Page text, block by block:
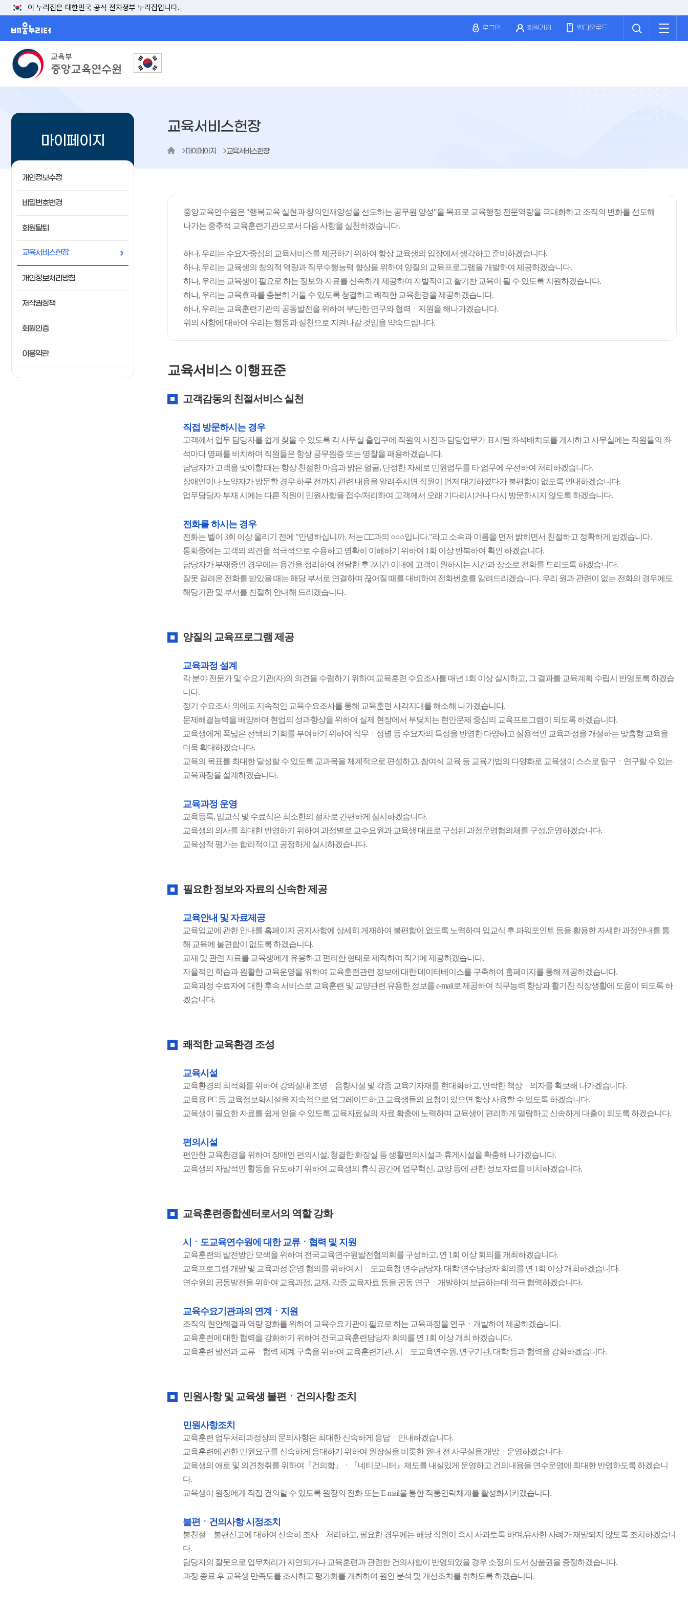
이 누리집은 대한민국 공식 전자정부 누리집입니다.
로그인 회원가입 앱다운로드
뉴
마이페이지
개인정보수정
비밀번호변경
회원탈퇴
교육서비스헌장
개인정보처리방침
저작권정책
회원인증
이용약관
교육서비스헌장
마이페이지 교육서비스헌장
중앙교육연수원은 "행복교육 실현과 창의인재양성을 선도하는 공무원 양성"을 목표로 교육행정 전문역량을 극대화하고 조직의 변화를 선도해
나가는 중추적 교육훈련기관으로서 다음 사항을 실천하겠습니다.
하나, 우리는 수요자중심의 교육서비스를 제공하기 위하여 항상 교육생의 입장에서 생각하고 준비하겠습니다.
하나, 우리는 교육생의 창의적 역량과 직무수행능력 향상을 위하여 양질의 교육프로그램을 개발하여 제공하겠습니다.
하나, 우리는 교육생이 필요로 하는 정보와 자료를 신속하게 제공하여 자발적이고 활기찬 교육이 될 수 있도록 지원하겠습니다.
하나, 우리는 교육효과를 충분히 거둘 수 있도록 청결하고 쾌적한 교육환경을 제공하겠습니다.
하나, 우리는 교육훈련기관의 공동발전을 위하여 부단한 연구와 협력ㆍ지원을 해나가겠습니다.
위의 사항에 대하여 우리는 행동과 실천으로 지켜나갈 것임을 약속드립니다.
교육서비스 이행표준
고객감동의 친절서비스 실천
직접 방문하시는 경우
고객께서 업무 담당자를 쉽게 찾을 수 있도록 각 사무실 출입구에 직원의 사진과 담당업무가 표시된 좌석배치도를 게시하고 사무실에는 직원들의 좌
석마다 명패를 비치하며 직원들은 항상 공무원증 또는 명찰을 패용하겠습니다.
담당자가 고객을 맞이할 때는 항상 친절한 마음과 밝은 얼굴, 단정한 자세로 민원업무를 타 업무에 우선하여 처리하겠습니다.
장애인이나 노약자가 방문할 경우 하루 전까지 관련 내용을 알려주시면 직원이 먼저 대기하였다가 불편함이 없도록 안내하겠습니다.
업무담당자 부재 시에는 다른 직원이 민원사항을 접수/처리하여 고객께서 오래 기다리시거나 다시 방문하시지 않도록 하겠습니다.
전화를 하시는 경우
전화는 벨이 3회 이상 울리기 전에 "안녕하십니까. 저는 □□과의 ○○○입니다."라고 소속과 이름을 먼저 밝히면서 친절하고 정확하게 받겠습니다.
통화중에는 고객의 의견을 적극적으로 수용하고 명확히 이해하기 위하여 1회 이상 반복하여 확인 하겠습니다.
담당자가 부재중인 경우에는 용건을 정리하여 전달한 후 2시간 이내에 고객이 원하시는 시간과 장소로 전화를 드리도록 하겠습니다.
잘못 걸려온 전화를 받았을 때는 해당 부서로 연결하며 끊어질 때를 대비하여 전화번호를 알려드리겠습니다. 우리 원과 관련이 없는 전화의 경우에도
해당기관 및 부서를 친절히 안내해 드리겠습니다.
양질의 교육프로그램 제공
교육과정 설계
각 분야 전문가 및 수요기관(자)의 의견을 수렴하기 위하여 교육훈련 수요조사를 매년 1회 이상 실시하고, 그 결과를 교육계획 수립시 반영토록 하겠습
니다.
정기 수요조사 외에도 지속적인 교육수요조사를 통해 교육훈련 사각지대를 해소해 나가겠습니다.
문제해결능력을 배양하며 현업의 성과향상을 위하여 실제 현장에서 부딪치는 현안문제 중심의 교육프로그램이 되도록 하겠습니다.
교육생에게 폭넓은 선택의 기회를 부여하기 위하여 직무ㆍ성별 등 수요자의 특성을 반영한 다양하고 실용적인 교육과정을 개설하는 맞춤형 교육을
더욱 확대하겠습니다.
교육의 목표를 최대한 달성할 수 있도록 교과목을 체계적으로 편성하고, 참여식 교육 등 교육기법의 다양화로 교육생이 스스로 탐구ㆍ연구할 수 있는
교육과정을 설계하겠습니다.
교육과정 운영
교육등록, 입교식 및 수료식은 최소한의 절차로 간편하게 실시하겠습니다.
교육생의 의사를 최대한 반영하기 위하여 과정별로 교수요원과 교육생 대표로 구성된 과정운영협의체를 구성,운영하겠습니다.
교육성적 평가는 합리적이고 공정하게 실시하겠습니다.
필요한 정보와 자료의 신속한 제공
교육안내 및 자료제공
교육입교에 관한 안내를 홈페이지 공지사항에 상세히 게재하여 불편함이 없도록 노력하며 입교식 후 파워포인트 등을 활용한 자세한 과정안내를 통
해 교육에 불편함이 없도록 하겠습니다.
교재 및 관련 자료를 교육생에게 유용하고 편리한 형태로 제작하여 적기에 제공하겠습니다.
자율적인 학습과 원활한 교육운영을 위하여 교육훈련관련 정보에 대한 데이터베이스를 구축하여 홈페이지를 통해 제공하겠습니다.
교육과정 수료자에 대한 후속 서비스로 교육훈련 및 교양관련 유용한 정보를 e-mail로 제공하여 직무능력 향상과 활기찬 직장생활에 도움이 되도록 하
겠습니다.
쾌적한 교육환경 조성
교육시설
교육환경의 최적화를 위하여 강의실내 조명ㆍ음향시설 및 각종 교육기자재를 현대화하고, 안락한 책상ㆍ의자를 확보해 나가겠습니다.
교육용 PC 등 교육정보화시설을 지속적으로 업그레이드하고 교육생들의 요청이 있으면 항상 사용할 수 있도록 하겠습니다.
교육생이 필요한 자료를 쉽게 얻을 수 있도록 교육자료실의 자료 확충에 노력하며 교육생이 편리하게 열람하고 신속하게 대출이 되도록 하겠습니다.
편의시설
편안한 교육환경을 위하여 장애인 편의시설, 청결한 화장실 등 생활편의시설과 휴게시설을 확충해 나가겠습니다.
교육생의 자발적인 활동을 유도하기 위하여 교육생의 휴식 공간에 업무혁신, 교양 등에 관한 정보자료를 비치하겠습니다.
교육훈련종합센터로서의 역할 강화
시ㆍ도교육연수원에 대한 교류ㆍ협력 및 지원
교육훈련의 발전방안 모색을 위하여 전국교육연수원발전협의회를 구성하고, 연 1회 이상 회의를 개최하겠습니다.
교육프로그램 개발 및 교육과정 운영 협의를 위하여 시ㆍ도교육청 연수담당자, 대학 연수담당자 회의를 연 1회 이상 개최하겠습니다.
연수원의 공동발전을 위하여 교육과정, 교재, 각종 교육자료 등을 공동 연구ㆍ개발하여 보급하는데 적극 협력하겠습니다.
교육수요기관과의 연계ㆍ지원
조직의 현안해결과 역량 강화를 위하여 교육수요기관이 필요로 하는 교육과정을 연구ㆍ개발하여 제공하겠습니다.
교육훈련에 대한 협력을 강화하기 위하여 전국교육훈련담당자 회의를 연 1회 이상 개최 하겠습니다.
교육훈련 발전과 교류ㆍ협력 체계 구축을 위하여 교육훈련기관, 시ㆍ도교육연수원, 연구기관, 대학 등과 협력을 강화하겠습니다.
민원사항 및 교육생 불편ㆍ건의사항 조치
민원사항조치
교육훈련 업무처리과정상의 문의사항은 최대한 신속하게 응답ㆍ안내하겠습니다.
교육훈련에 관한 민원요구를 신속하게 응대하기 위하여 원장실을 비롯한 원내 전 사무실을 개방ㆍ운영하겠습니다.
교육생의 애로 및 의견청취를 위하여『건의함』ㆍ『네티모니터』제도를 내실있게 운영하고 건의내용을 연수운영에 최대한 반영하도록 하겠습니
다.
교육생이 원장에게 직접 건의할 수 있도록 원장의 전화 또는 E-mail을 통한 직통연락체계를 활성화시키겠습니다.
불편ㆍ건의사항 시정조치
불친절ㆍ불편신고에 대하여 신속히 조사ㆍ처리하고, 필요한 경우에는 해당 직원이 즉시 사과토록 하며,유사한 사례가 재발되지 않도록 조치하겠습니
다.
담당자의 잘못으로 업무처리가 지연되거나 교육훈련과 관련한 건의사항이 반영되었을 경우 소정의 도서 상품권을 증정하겠습니다.
과정 종료 후 교육생 만족도를 조사하고 평가회를 개최하여 원인 분석 및 개선조치를 취하도록 하겠습니다.